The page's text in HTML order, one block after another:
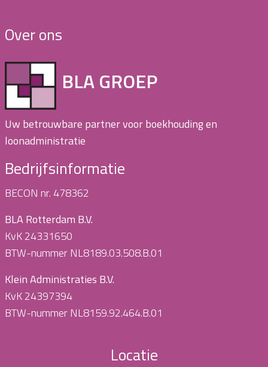
Over ons
BLA GROEP
Uw betrouwbare partner voor boekhouding en
loonadministratie
Bedrijfsinformatie
BECON nr. 478362
BLA Rotterdam B.V.
KvK 24331650
BTW-nummer NL8189.03.508.B.01
Klein Administraties B.V.
KvK 24397394
BTW-nummer NL8159.92.464.B.01
Locatie